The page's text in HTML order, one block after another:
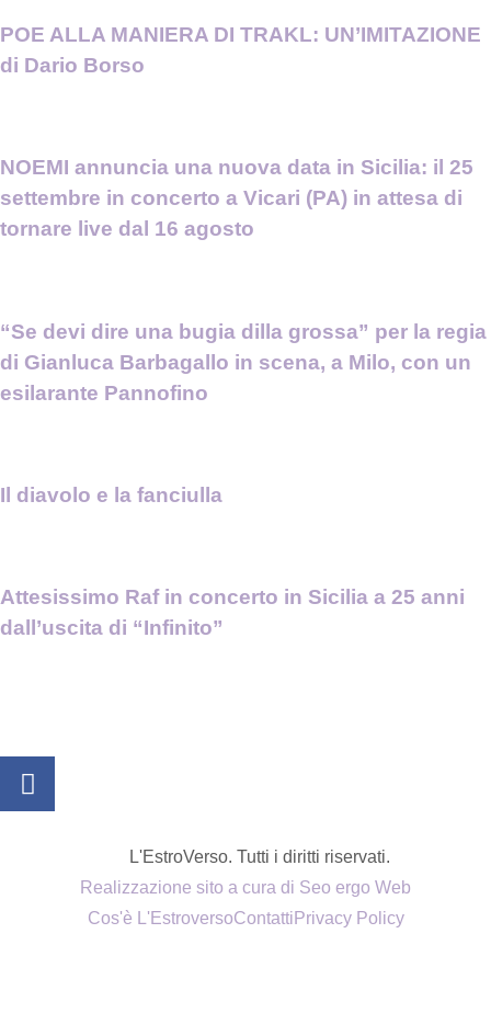
POE ALLA MANIERA DI TRAKL: UN’IMITAZIONE
di Dario Borso
NOEMI annuncia una nuova data in Sicilia: il 25
settembre in concerto a Vicari (PA) in attesa di
tornare live dal 16 agosto
“Se devi dire una bugia dilla grossa” per la regia
di Gianluca Barbagallo in scena, a Milo, con un
esilarante Pannofino
Il diavolo e la fanciulla
Attesissimo Raf in concerto in Sicilia a 25 anni
dall’uscita di “Infinito”
L'EstroVerso. Tutti i diritti riservati.
Realizzazione sito a cura di Seo ergo Web
Cos'è L'EstroversoContatti Privacy Policy